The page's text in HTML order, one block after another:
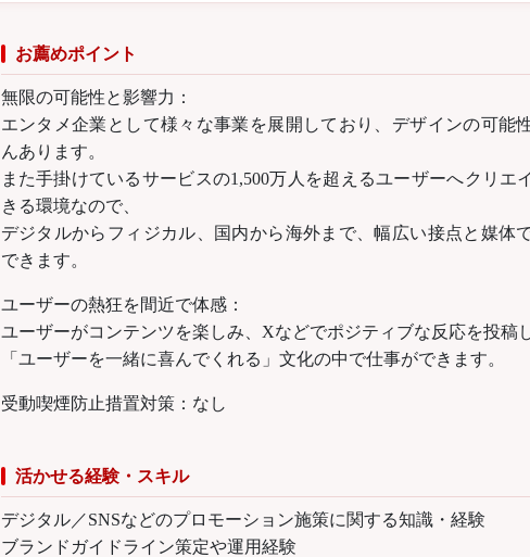
お薦めポイント
無限の可能性と影響力：
エンタメ企業として様々な事業を展開しており、デザインの可能
んあります。
また手掛けているサービスの1,500万人を超えるユーザーへクリエ
きる環境なので、
デジタルからフィジカル、国内から海外まで、幅広い接点と媒体
できます。
ユーザーの熱狂を間近で体感：
ユーザーがコンテンツを楽しみ、Xなどでポジティブな反応を投稿
「ユーザーを一緒に喜んでくれる」文化の中で仕事ができます。
受動喫煙防止措置対策：なし
活かせる経験・スキル
デジタル／SNSなどのプロモーション施策に関する知識・経験
ブランドガイドライン策定や運用経験